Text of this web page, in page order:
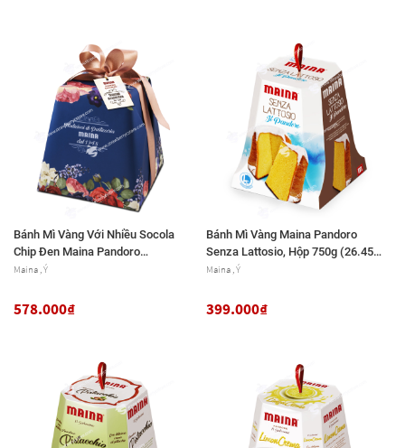
Bánh Mì Vàng Với Nhiều Socola
Chip Đen Maina Pandoro
Cioccolato, Hộp 1 Kg (35.27 Oz.)
Maina , Ý
578.000₫
Bánh Mì Vàng Maina Pandoro
Senza Lattosio, Hộp 750g (26.45
Oz.)
Maina , Ý
399.000₫